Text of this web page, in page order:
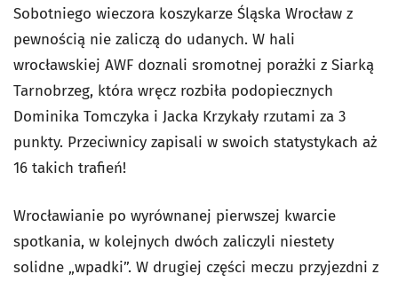
Sobotniego wieczora koszykarze Śląska Wrocław z
pewnością nie zaliczą do udanych. W hali
wrocławskiej AWF doznali sromotnej porażki z Siarką
Tarnobrzeg, która wręcz rozbiła podopiecznych
Dominika Tomczyka i Jacka Krzykały rzutami za 3
punkty. Przeciwnicy zapisali w swoich statystykach aż
16 takich trafień!
Wrocławianie po wyrównanej pierwszej kwarcie
spotkania, w kolejnych dwóch zaliczyli niestety
solidne „wpadki”. W drugiej części meczu przyjezdni z